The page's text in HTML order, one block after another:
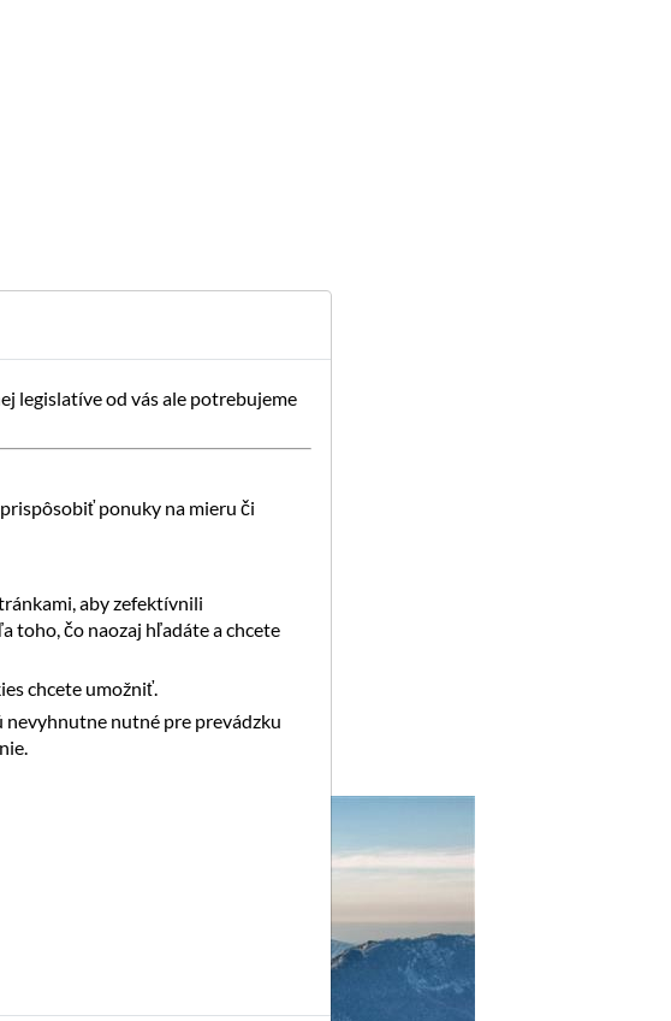
legislatíve od vás ale potrebujeme
ponuky na mieru či
aby zefektívnili
toho, čo naozaj hľadáte a chcete
chcete umožniť.
nevyhnutne nutné pre prevádzku